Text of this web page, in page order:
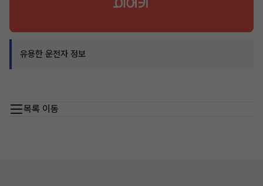
유용한 운전자 정보
목록 이동